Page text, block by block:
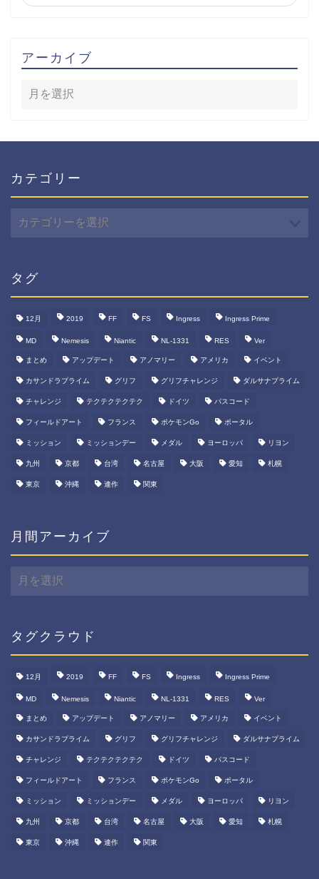
アーカイブ
カテゴリー
テ
ー
タグ
12月 2019 FF FS Ingress Ingress Prime
MD Nemesis Niantic NL-1331 RES Ver
まとめ アップデート アノマリー アメリカ イベント
カサンドラプライム グリフ グリフチャレンジ ダルサナプライム
チャレンジ テクテクテクテク ドイツ パスコード
フィールドアート フランス ポケモンGo ポータル
ミッション ミッションデー メダル ヨーロッパ リヨン
九州 京都 台湾 名古屋 大阪 愛知 札幌
東京 沖縄 連作 関東
月間アーカイブ
間
カ
タグクラウド
12月 2019 FF FS Ingress Ingress Prime
MD Nemesis Niantic NL-1331 RES Ver
まとめ アップデート アノマリー アメリカ イベント
カサンドラプライム グリフ グリフチャレンジ ダルサナプライム
チャレンジ テクテクテクテク ドイツ パスコード
フィールドアート フランス ポケモンGo ポータル
ミッション ミッションデー メダル ヨーロッパ リヨン
九州 京都 台湾 名古屋 大阪 愛知 札幌
東京 沖縄 連作 関東